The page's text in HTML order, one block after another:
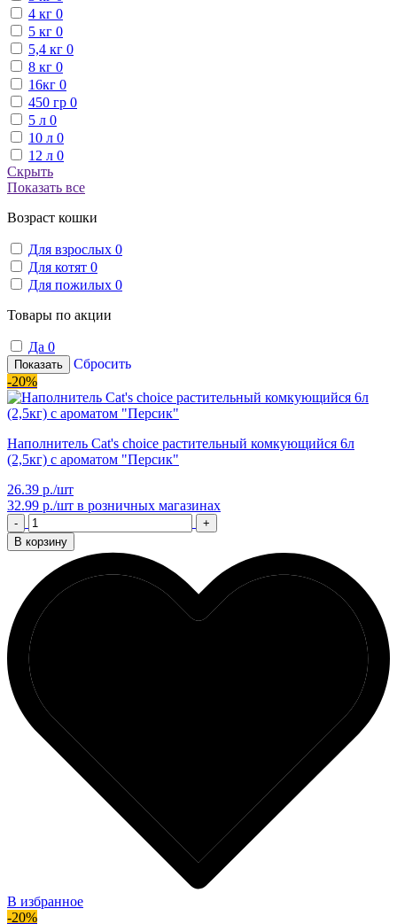
4 кг 0
5 кг 0
5,4 кг 0
8 кг 0
16кг 0
450 гр 0
5 л 0
10 л 0
12 л 0
Скрыть
Показать все
Возраст кошки
Для взрослых 0
Для котят 0
Для пожилых 0
Товары по акции
Да 0
Показать
Сбросить
-20%
Наполнитель Cat's choice растительный комкующийся 6л
(2,5кг) с ароматом "Персик"
26.39 р./шт
32.99 р./шт в розничных магазинах
-
+
В корзину
В избранное
-20%